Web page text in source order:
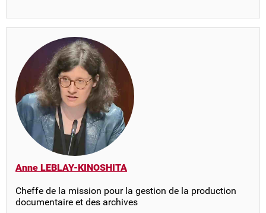
Anne LEBLAY-KINOSHITA
Cheffe de la mission pour la gestion de la production
documentaire et des archives